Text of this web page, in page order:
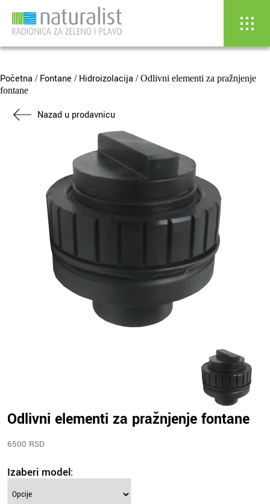
Početna / Fontane / Hidroizolacija / Odlivni elementi za pražnjenje
fontane
Nazad u prodavnicu
Odlivni elementi za pražnjenje fontane
6500 RSD
Izaberi model: